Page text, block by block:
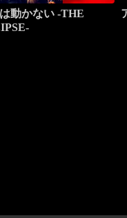
動かない -THE